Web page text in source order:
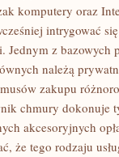
komputery oraz
intrygować
z bazowych
należą
zakupu
chmury dokonuje
akcesoryjnych
że tego rodzaju